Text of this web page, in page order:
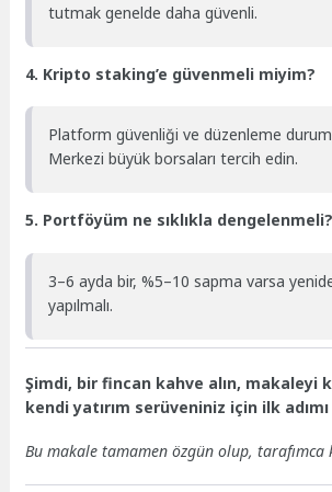
tutmak genelde daha güvenli.
4. Kripto staking’e güvenmeli miyim?
Platform güvenliği ve düzenleme
Merkezi büyük borsaları tercih edin.
5. Portföyüm ne sıklıkla dengelenmeli?
3–6 ayda bir, %5–10 sapma varsa
yapılmalı.
Şimdi, bir fincan kahve alın, makaleyi
kendi yatırım serüveniniz için ilk adımı
Bu makale tamamen özgün olup, tarafımca